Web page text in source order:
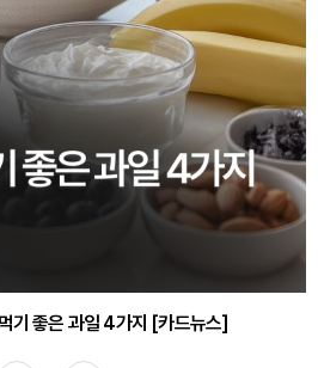
기 좋은 과일 4가지 [카드뉴스]